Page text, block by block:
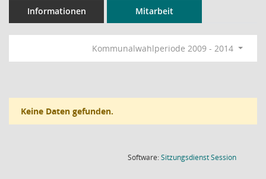
Informationen Mitarbeit
Kommunalwahlperiode 2009 - 2014
Keine Daten gefunden.
Software:SitzungsdienstSession(Wird in